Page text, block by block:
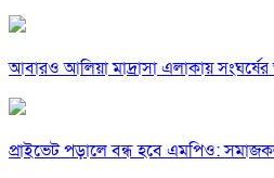
আবারও আলিয়া মাদ্রাসা এলাকায়
প্রাইভেট পড়ালে বন্ধ হবে এমপিও: